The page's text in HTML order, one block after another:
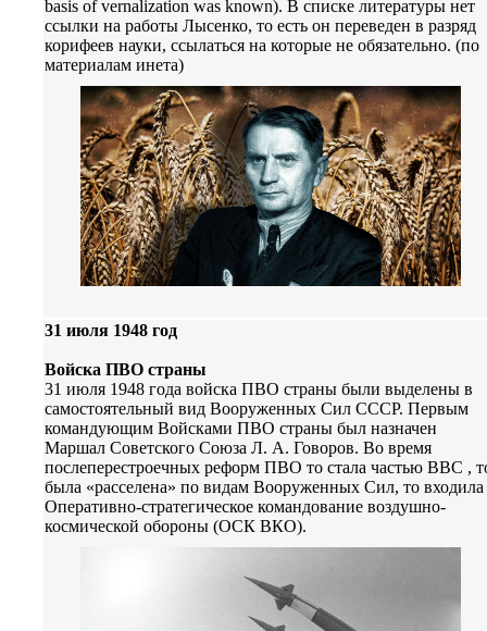
basis of vernalization was known). В списке литературы нет
ссылки на работы Лысенко, то есть он переведен в разряд
корифеев науки, ссылаться на которые не обязательно. (по
материалам инета)
31 июля 1948 год
Войска ПВО страны
31 июля 1948 года войска ПВО страны были выделены в
самостоятельный вид Вооруженных Сил СССР. Первым
командующим Войсками ПВО страны был назначен
Маршал Советского Союза Л. А. Говоров. Во время
послеперестроечных реформ ПВО то стала частью ВВС ,
была «расселена» по видам Вооруженных Сил, то входила
Оперативно-стратегическое командование воздушно-
космической обороны (ОСК ВКО).